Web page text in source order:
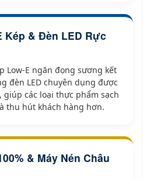
Kép & Đèn LED Rực
Low-E ngăn đọng sương kết
đèn LED chuyên dụng được
các loại thực phẩm sạch
thu hút khách hàng hơn.
& Máy Nén Châu